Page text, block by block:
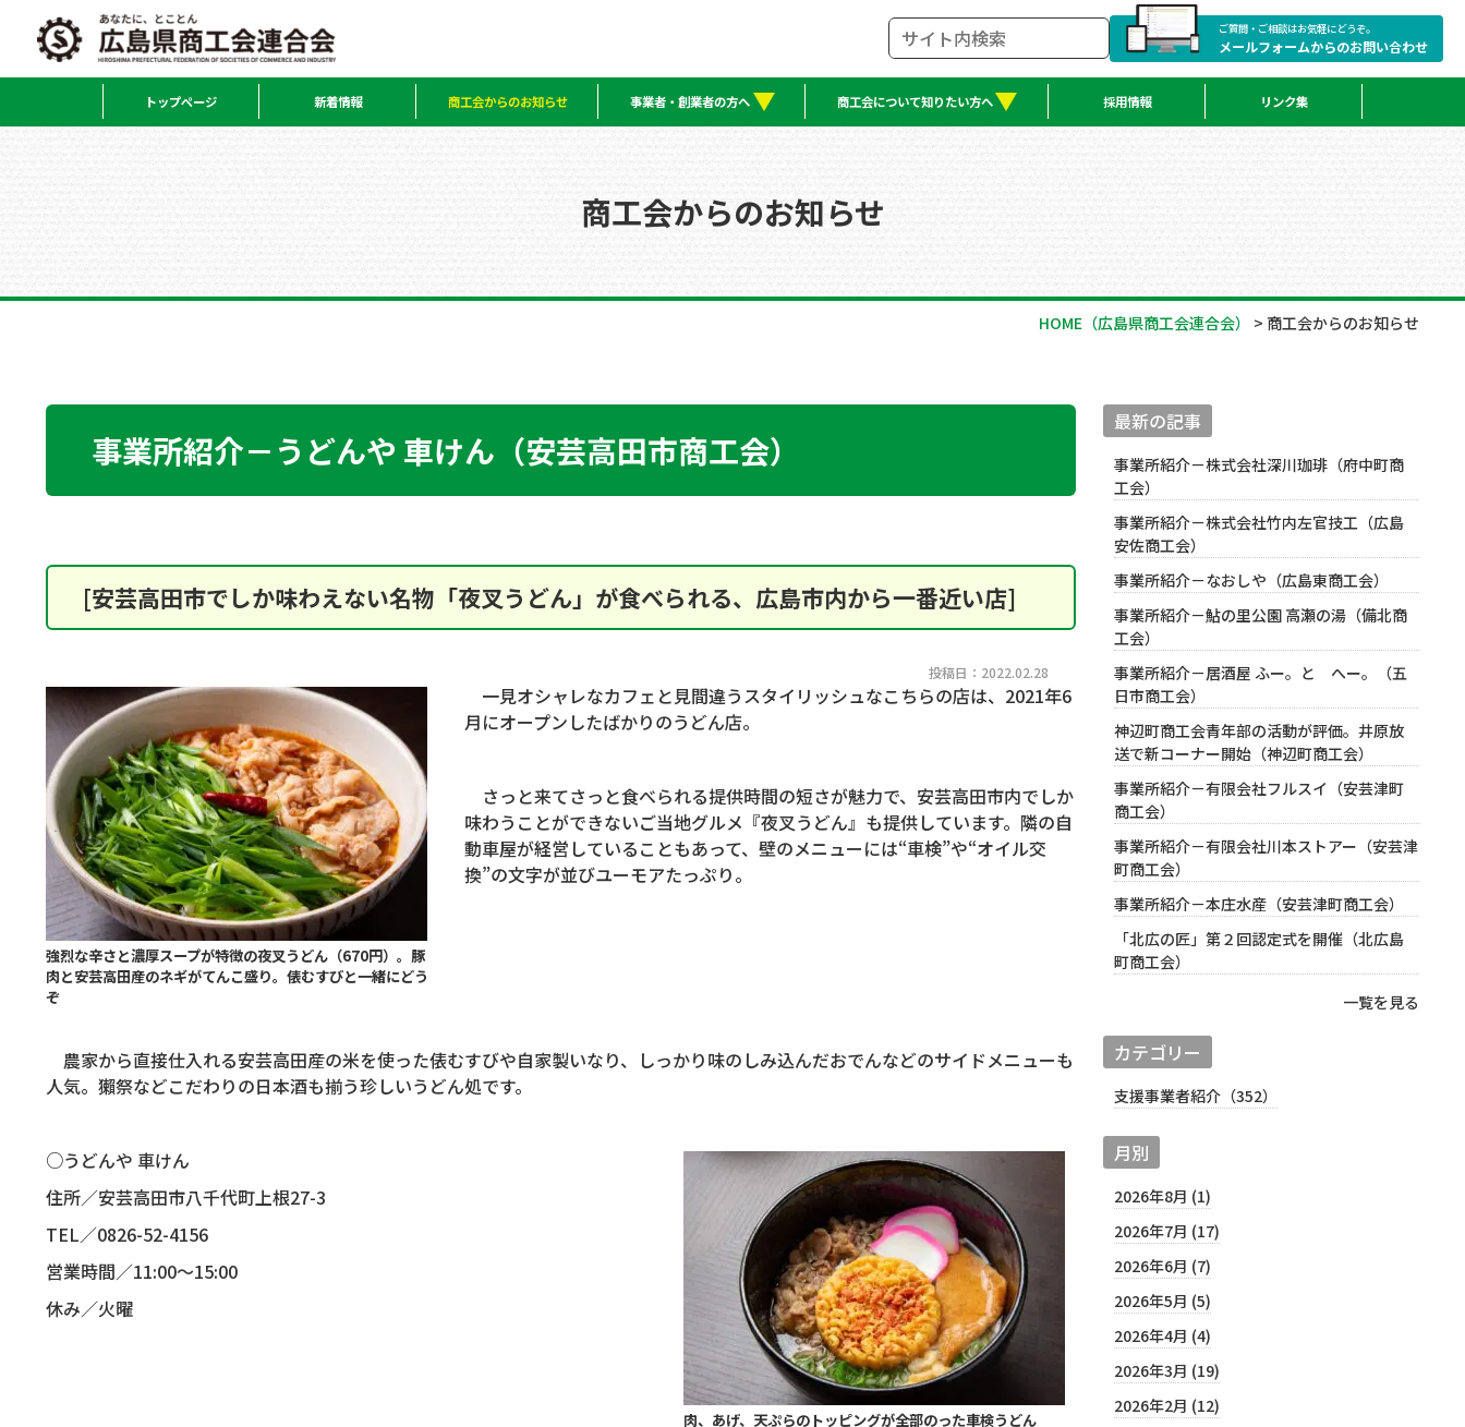
ご質問・ご相談はお気軽にどうぞ。
メールフォームからのお問い合わせ
トップページ 新着情報 商工会からのお知らせ 事業者・創業者の方へ 商工会について知りたい方へ 採用情報 リンク集
商工会からのお知らせ
HOME （広島県商工会連合会） > 商工会からのお知らせ
事業所紹介－うどんや 車けん（安芸高田市商工会）
[安芸高田市でしか味わえない名物「夜叉うどん」が食べられる、広島市内から一番近い店]
投稿日：2022.02.28
強烈な辛さと濃厚スープが特徴の夜叉うどん（670円）。豚
肉と安芸高田産のネギがてんこ盛り。俵むすびと一緒にどう
ぞ
一見オシャレなカフェと見間違うスタイリッシュなこちらの店は、2021年6
月にオープンしたばかりのうどん店。
さっと来てさっと食べられる提供時間の短さが魅力で、安芸高田市内でしか
味わうことができないご当地グルメ『夜叉うどん』も提供しています。隣の自
動車屋が経営していることもあって、壁のメニューには“車検”や“オイル交
換”の文字が並びユーモアたっぷり。
農家から直接仕入れる安芸高田産の米を使った俵むすびや自家製いなり、しっかり味のしみ込んだおでんなどのサイドメニューも
人気。獺祭などこだわりの日本酒も揃う珍しいうどん処です。
肉、あげ、天ぷらのトッピングが全部のった車検うどん
○うどんや 車けん
住所／安芸高田市八千代町上根27-3
TEL／0826-52-4156
営業時間／11:00～15:00
休み／火曜
最新の記事
事業所紹介－株式会社深川珈琲（府中町商
工会）
事業所紹介－株式会社竹内左官技工（広島
安佐商工会）
事業所紹介－なおしや（広島東商工会）
事業所紹介－鮎の里公園 高瀬の湯（備北商
工会）
事業所紹介－居酒屋 ふー。と へー。（五
日市商工会）
神辺町商工会青年部の活動が評価。井原放
送で新コーナー開始（神辺町商工会）
事業所紹介－有限会社フルスイ（安芸津町
商工会）
事業所紹介－有限会社川本ストアー（安芸津
町商工会）
事業所紹介－本庄水産（安芸津町商工会）
「北広の匠」第２回認定式を開催（北広島
町商工会）
一覧を見る
カテゴリー
支援事業者紹介（352）
月別
2026年8月 (1)
2026年7月 (17)
2026年6月 (7)
2026年5月 (5)
2026年4月 (4)
2026年3月 (19)
2026年2月 (12)